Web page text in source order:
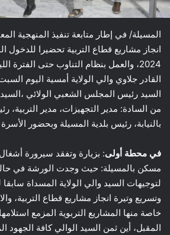
المسيلة/ في إطار متابعة تنفيذ المنهجية
2024، والعمل بنظام التناوب حتى الفترة
السيد رئيس المجلس الشعبي الولائي
من السادة: مدير التجهيزات، مدير التربية،
بالنيابة، رئيس بلدية المسيلة وبحضور الأسرة
في محطة أولى
مسكن بالمسيلة: حيث وجدت الورشة في حالة
لتوجيهات السيد والي الولاية المسداة سابقا
وتسريع وتيرة انجاز مشاريع قطاع التربية،
خاصة منها المشاريع التربوية المزمع
المقبل، أين ثمن السيد الوالي كافة الجهود